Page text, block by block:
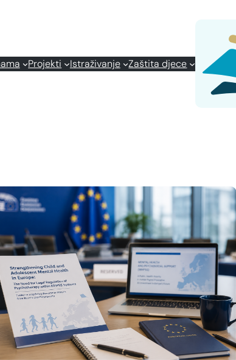
Projekti Istraživanje Zaštita djece